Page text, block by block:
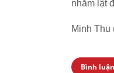
nhằm lật
Minh
Bình luận